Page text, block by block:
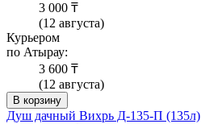
3 000 ₸
(12 августа)
Курьером
по Атырау:
3 600 ₸
(12 августа)
В корзину
Душ дачный Вихрь Д-135-П (135л)